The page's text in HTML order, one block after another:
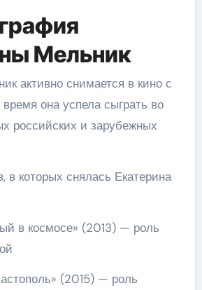
Мельник
активно снимается в кино с
время она успела сыграть во
российских и зарубежных
в которых снялась Екатерина
в космосе» (2013) — роль
(2015) — роль